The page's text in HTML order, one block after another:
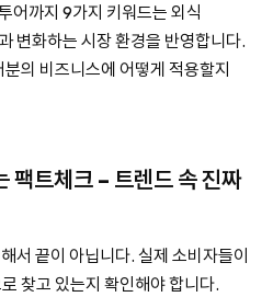
어까지 9가지 키워드는 외식
변화하는 시장 환경을 반영합니다.
의 비즈니스에 어떻게 적용할지
팩트체크 – 트렌드 속 진짜
서 끝이 아닙니다. 실제 소비자들이
찾고 있는지 확인해야 합니다.